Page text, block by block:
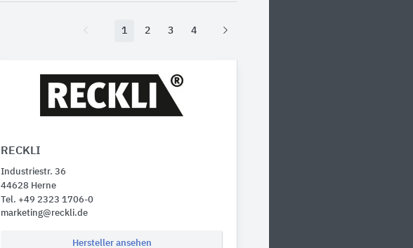
1 2 3 4
RECKLI
Industriestr. 36
44628 Herne
Tel. +49 2323 1706-0
marketing@reckli.de
Hersteller ansehen